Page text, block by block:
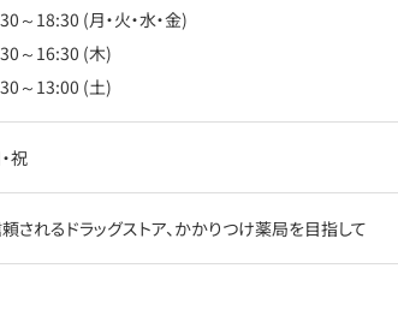
～18:30 (月・火・水・金)
～16:30 (木)
～13:00 (土)
祝
されるドラッグストア、かかりつけ薬局を目指して